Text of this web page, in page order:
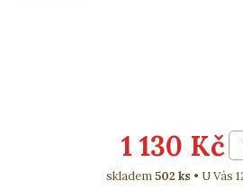
1 130 Kč
skladem502 ks U Vás